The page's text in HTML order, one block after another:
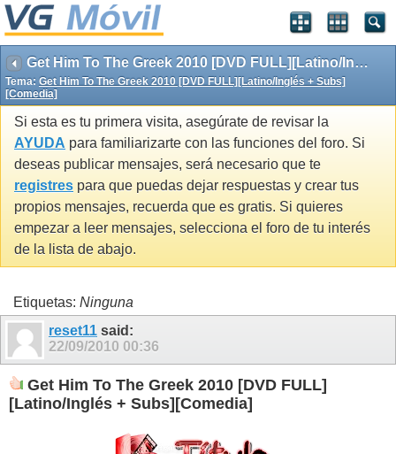
Get Him To The Greek 2010 [DVD FULL][Latino/Inglés + Subs][Comedia]
Tema: Get Him To The Greek 2010 [DVD FULL][Latino/Inglés + Subs]
[Comedia]
Si esta es tu primera visita, asegúrate de revisar la
AYUDA para familiarizarte con las funciones del foro. Si
deseas publicar mensajes, será necesario que te
registres para que puedas dejar respuestas y crear tus
propios mensajes, recuerda que es gratis. Si quieres
empezar a leer mensajes, selecciona el foro de tu interés
de la lista de abajo.
Etiquetas: Ninguna
reset11 said:
22/09/2010 00:36
Get Him To The Greek 2010 [DVD FULL]
[Latino/Inglés + Subs][Comedia]